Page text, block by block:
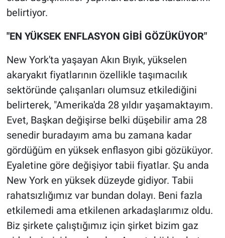
belirtiyor.
"EN YÜKSEK ENFLASYON GİBİ GÖZÜKÜYOR"
New York'ta yaşayan Akın Bıyık, yükselen
akaryakıt fiyatlarının özellikle taşımacılık
sektöründe çalışanları olumsuz etkilediğini
belirterek, "Amerika'da 28 yıldır yaşamaktayım.
Evet, Başkan değişirse belki düşebilir ama 28
senedir buradayım ama bu zamana kadar
gördüğüm en yüksek enflasyon gibi gözüküyor.
Eyaletine göre değişiyor tabii fiyatlar. Şu anda
New York en yüksek düzeyde gidiyor. Tabii
rahatsızlığımız var bundan dolayı. Beni fazla
etkilemedi ama etkilenen arkadaşlarımız oldu.
Biz şirkete çalıştığımız için şirket bizim gaz